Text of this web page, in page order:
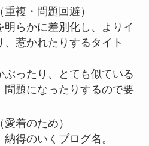
（重複・問題回避）
明らかに差別化し、よりイ
、惹かれたりするタイト
ぶったり、とても似ている
問題になったりするので要
（愛着のため）
得のいくブログ名。